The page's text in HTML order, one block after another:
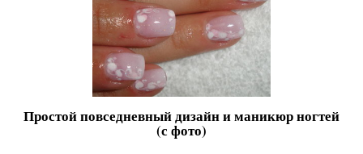
Простой повседневный дизайн и маникюр ногтей
(с фото)